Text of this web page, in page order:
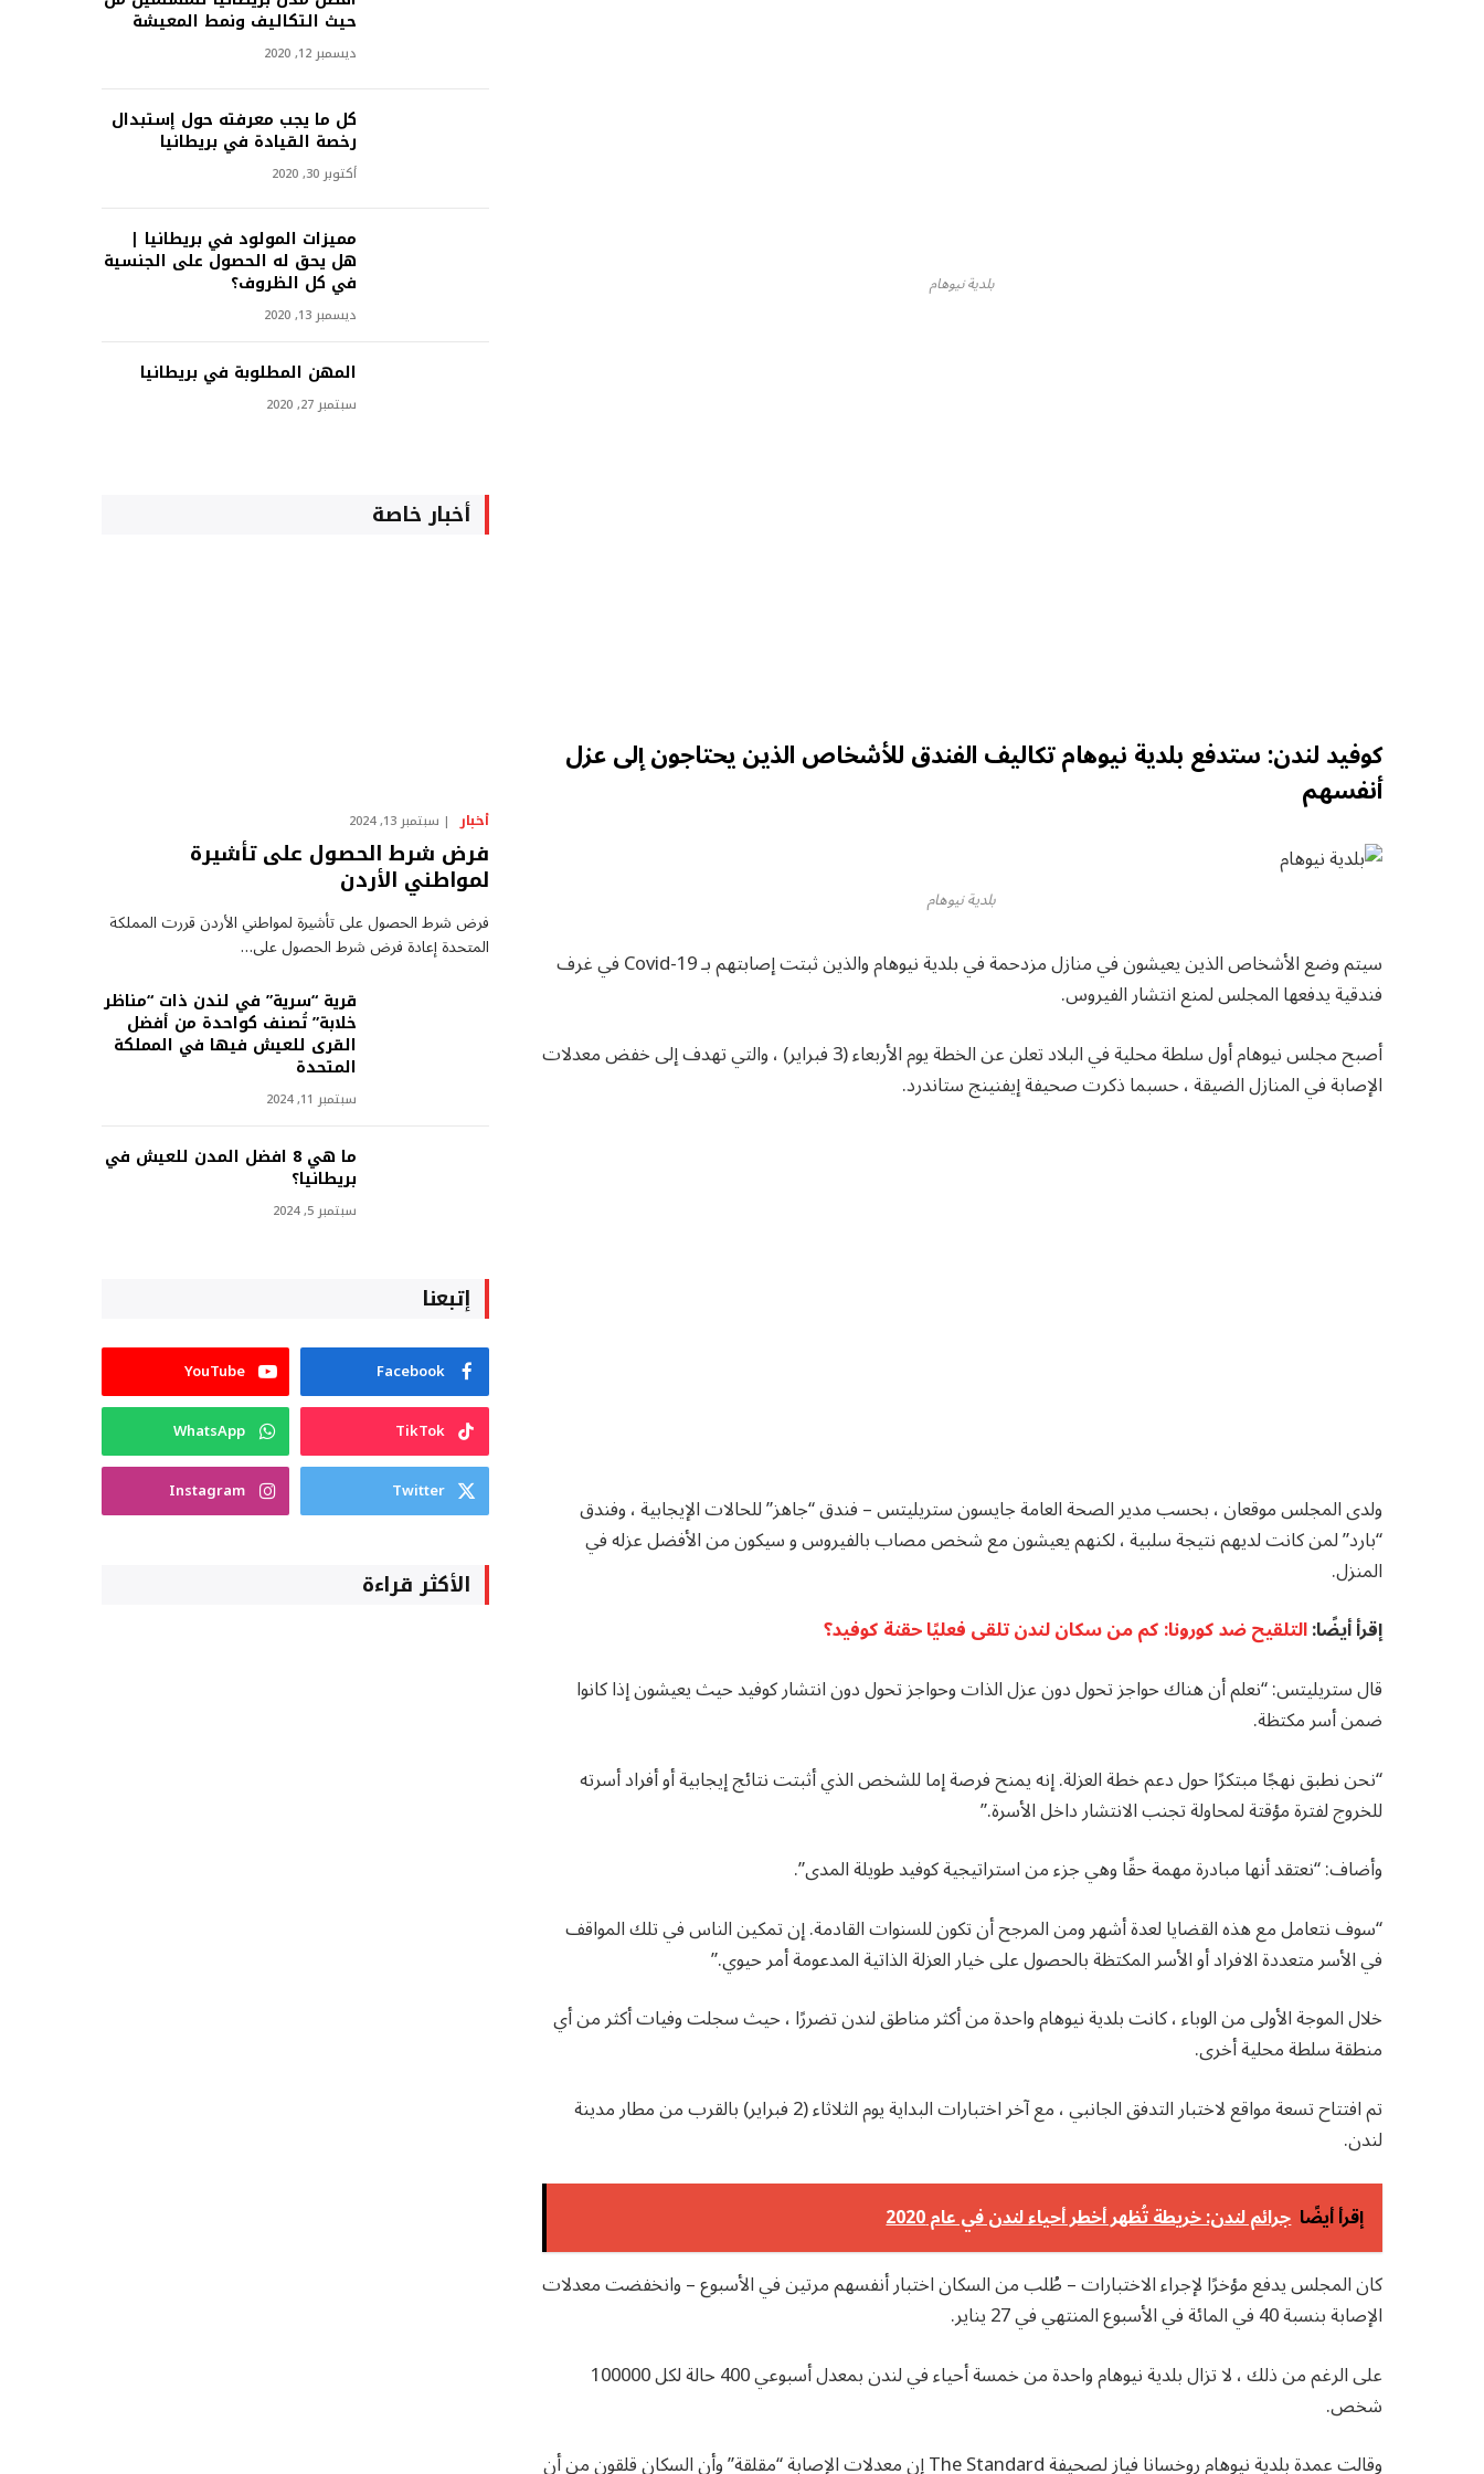
بلدية نيوهام
كوفيد لندن: ستدفع بلدية نيوهام تكاليف الفندق للأشخاص الذين يحتاجون إلى عزل
أنفسهم
بلدية نيوهام
سيتم وضع الأشخاص الذين يعيشون في منازل مزدحمة في بلدية نيوهام والذين ثبتت إصابتهم بـ Covid-19 في غرف
فندقية يدفعها المجلس لمنع انتشار الفيروس.
أصبح مجلس نيوهام أول سلطة محلية في البلاد تعلن عن الخطة يوم الأربعاء (3 فبراير) ، والتي تهدف إلى خفض معدلات
الإصابة في المنازل الضيقة ، حسبما ذكرت صحيفة إيفنينج ستاندرد.
ولدى المجلس موقعان ، بحسب مدير الصحة العامة جايسون ستريليتس – فندق “جاهز” للحالات الإيجابية ، وفندق
“بارد” لمن كانت لديهم نتيجة سلبية ، لكنهم يعيشون مع شخص مصاب بالفيروس و سيكون من الأفضل عزله في
المنزل.
إقرأ أيضًا:التلقيح ضد كورونا: كم من سكان لندن تلقى فعليًا حقنة كوفيد؟
قال ستريليتس: “نعلم أن هناك حواجز تحول دون عزل الذات وحواجز تحول دون انتشار كوفيد حيث يعيشون إذا كانوا
ضمن أسر مكتظة.
“نحن نطبق نهجًا مبتكرًا حول دعم خطة العزلة. إنه يمنح فرصة إما للشخص الذي أثبتت نتائج إيجابية أو أفراد أسرته
للخروج لفترة مؤقتة لمحاولة تجنب الانتشار داخل الأسرة.”
وأضاف: “نعتقد أنها مبادرة مهمة حقًا وهي جزء من استراتيجية كوفيد طويلة المدى”.
“سوف نتعامل مع هذه القضايا لعدة أشهر ومن المرجح أن تكون للسنوات القادمة. إن تمكين الناس في تلك المواقف
في الأسر متعددة الافراد أو الأسر المكتظة بالحصول على خيار العزلة الذاتية المدعومة أمر حيوي.”
خلال الموجة الأولى من الوباء ، كانت بلدية نيوهام واحدة من أكثر مناطق لندن تضررًا ، حيث سجلت وفيات أكثر من أي
منطقة سلطة محلية أخرى.
تم افتتاح تسعة مواقع لاختبار التدفق الجانبي ، مع آخر اختبارات البداية يوم الثلاثاء (2 فبراير) بالقرب من مطار مدينة
لندن.
إقرأ أيضًا جرائم لندن: خريطة تُظهر أخطر أحياء لندن في عام 2020
كان المجلس يدفع مؤخرًا لإجراء الاختبارات – طُلب من السكان اختبار أنفسهم مرتين في الأسبوع – وانخفضت معدلات
الإصابة بنسبة 40 في المائة في الأسبوع المنتهي في 27 يناير.
على الرغم من ذلك ، لا تزال بلدية نيوهام واحدة من خمسة أحياء في لندن بمعدل أسبوعي 400 حالة لكل 100000
شخص.
وقالت عمدة بلدية نيوهام روخسانا فياز لصحيفة The Standard إن معدلات الإصابة “مقلقة” وأن السكان قلقون من أن
حيث التكاليف ونمط المعيشة
ديسمبر 12, 2020
كل ما يجب معرفته حول إستبدال
رخصة القيادة في بريطانيا
أكتوبر 30, 2020
مميزات المولود في بريطانيا |
هل يحق له الحصول على الجنسية
في كل الظروف؟
ديسمبر 13, 2020
المهن المطلوبة في بريطانيا
سبتمبر 27, 2020
أخبار خاصة
أخبار سبتمبر 13, 2024
فرض شرط الحصول على تأشيرة
لمواطني الأردن
فرض شرط الحصول على تأشيرة لمواطني الأردن قررت المملكة
المتحدة إعادة فرض شرط الحصول على…
قرية “سرية” في لندن ذات “مناظر
خلابة” تُصنف كواحدة من أفضل
القرى للعيش فيها في المملكة
المتحدة
سبتمبر 11, 2024
ما هي 8 افضل المدن للعيش في
بريطانيا؟
سبتمبر 5, 2024
إتبعنا
Facebook
YouTube
TikTok
WhatsApp
Twitter
Instagram
الأكثر قراءة